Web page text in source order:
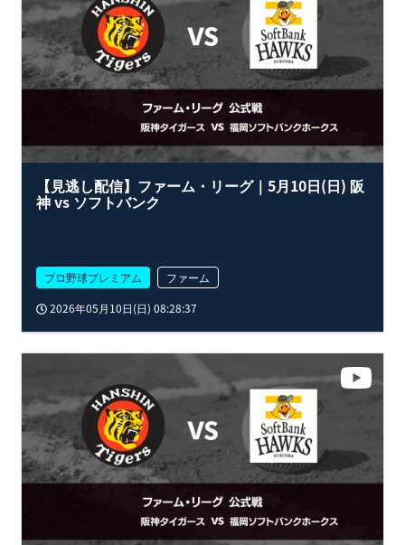
【見逃し配信】ファーム・リーグ｜5月10日(日) 阪
神 vs ソフトバンク
プロ野球プレミアム
ファーム
2026年05月10日(日) 08:28:37